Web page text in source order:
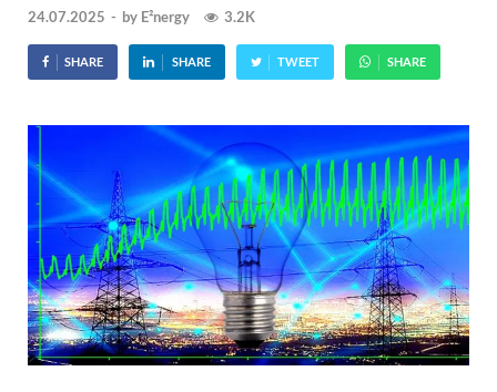
24.07.2025 - by E²nergy 3.2K
SHARE SHARE TWEET SHARE